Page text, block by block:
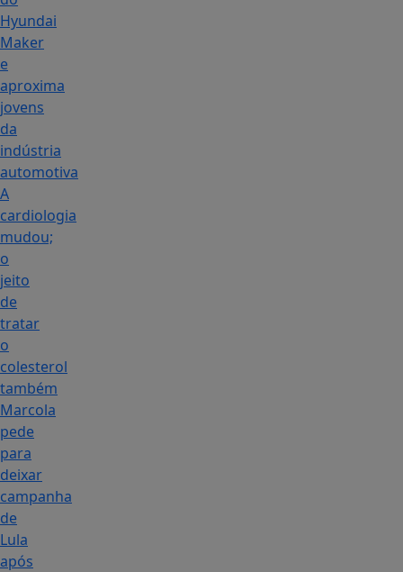
Hyundai
Maker
e
aproxima
jovens
da
indústria
automotiva
A
cardiologia
mudou;
o
jeito
de
tratar
o
colesterol
também
Marcola
pede
para
deixar
campanha
de
Lula
após